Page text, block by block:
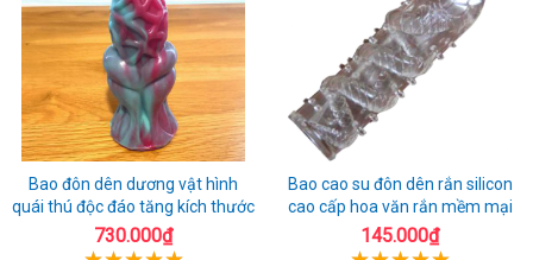
Bao đôn dên dương vật hình
quái thú độc đáo tăng kích thước
730.000₫
Bao cao su đôn dên rắn silicon
cao cấp hoa văn rắn mềm mại
145.000₫